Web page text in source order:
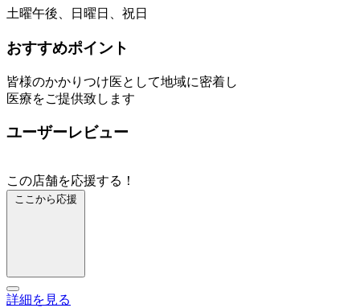
土曜午後、日曜日、祝日
おすすめポイント
皆様のかかりつけ医として地域に密着し
医療をご提供致します
ユーザーレビュー
この店舗を応援する！
ここから応援
詳細を見る